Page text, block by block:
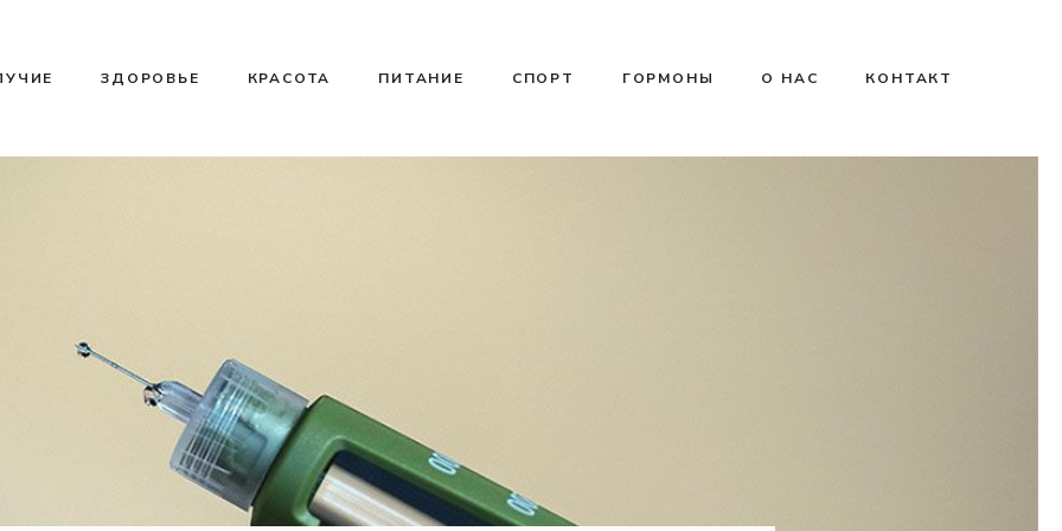
ЗДОРОВЬЕ КРАСОТА ПИТАНИЕ СПОРТ ГОРМОНЫ О НАС КОНТАКТ